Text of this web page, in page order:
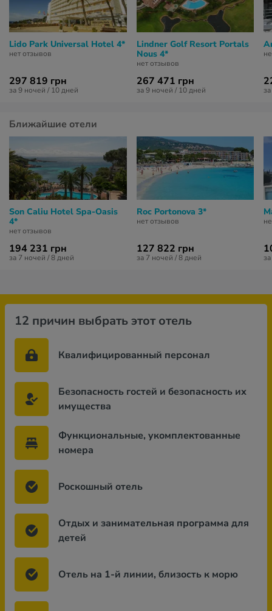
Lido Park Universal Hotel 4*
нет отзывов
297 819 грн
за 9 ночей / 10 дней
Lindner Golf Resort Portals
Nous 4*
нет отзывов
267 471 грн
за 9 ночей / 10 дней
Ближайшие отели
Son Caliu Hotel Spa-Oasis
4*
нет отзывов
194 231 грн
за 7 ночей / 8 дней
Roc Portonova 3*
нет отзывов
127 822 грн
за 7 ночей / 8 дней
12 причин выбрать этот отель
Квалифицированный персонал
Безопасность гостей и безопасность их
имущества
Функциональные, укомплектованные
номера
Роскошный отель
Отдых и занимательная программа для
детей
Отель на 1-й линии, близость к морю